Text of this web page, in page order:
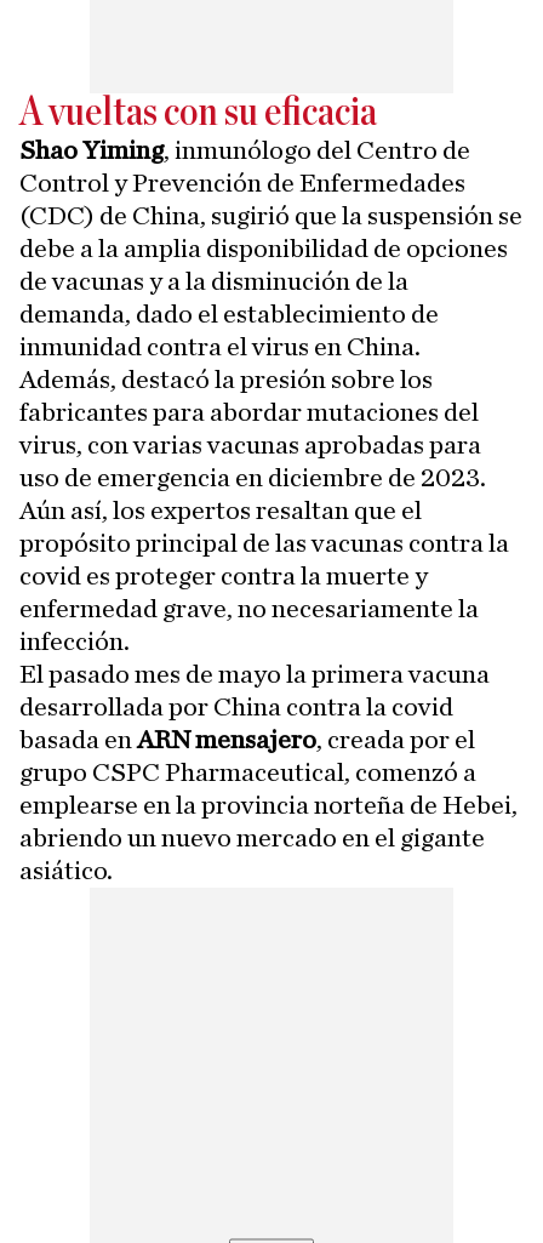
A vueltas con su eficacia
Shao Yiming, inmunólogo del Centro de
Control y Prevención de Enfermedades
(CDC) de China, sugirió que la suspensión se
debe a la amplia disponibilidad de opciones
de vacunas y a la disminución de la
demanda, dado el establecimiento de
inmunidad contra el virus en China.
Además, destacó la presión sobre los
fabricantes para abordar mutaciones del
virus, con varias vacunas aprobadas para
uso de emergencia en diciembre de 2023.
Aún así, los expertos resaltan que el
propósito principal de las vacunas contra la
covid es proteger contra la muerte y
enfermedad grave, no necesariamente la
infección.
El pasado mes de mayo la primera vacuna
desarrollada por China contra la covid
basada enARN mensajero, creada por el
grupo CSPC Pharmaceutical, comenzó a
emplearse en la provincia norteña de Hebei,
abriendo un nuevo mercado en el gigante
asiático.